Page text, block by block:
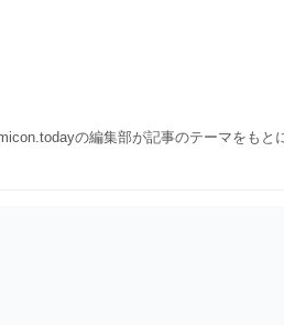
の編集部が記事のテーマをもと